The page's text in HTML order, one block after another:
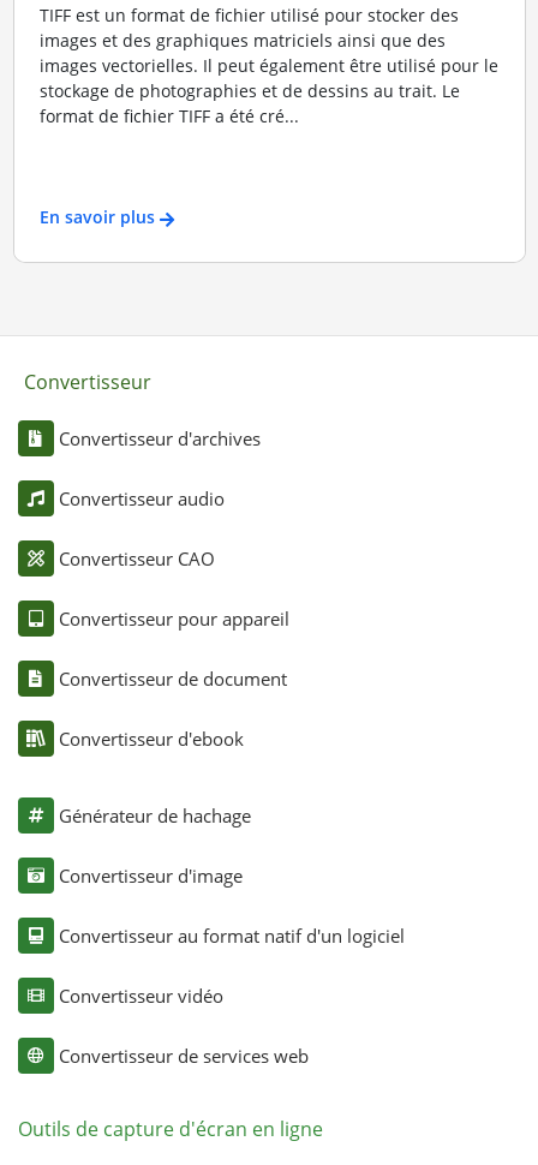
TIFF est un format de fichier utilisé pour stocker des
images et des graphiques matriciels ainsi que des
images vectorielles. Il peut également être utilisé pour le
stockage de photographies et de dessins au trait. Le
format de fichier TIFF a été cré...
En savoir plus
Convertisseur
Convertisseur d'archives
Convertisseur audio
Convertisseur CAO
Convertisseur pour appareil
Convertisseur de document
Convertisseur d'ebook
Générateur de hachage
Convertisseur d'image
Convertisseur au format natif d'un logiciel
Convertisseur vidéo
Convertisseur de services web
Outils de capture d'écran en ligne